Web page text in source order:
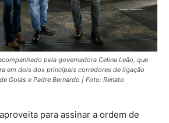
pela governadora Celina Leão, que
em dois dos principais corredores de ligação
Goiás e Padre Bernardo | Foto: Renato
para assinar a ordem de